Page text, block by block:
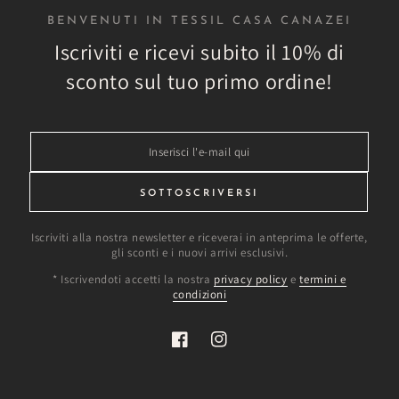
BENVENUTI IN TESSIL CASA CANAZEI
Iscriviti e ricevi subito il 10% di
sconto sul tuo primo ordine!
l'e-
qui
SOTTOSCRIVERSI
Iscriviti alla nostra newsletter e riceverai in anteprima le offerte,
gli sconti e i nuovi arrivi esclusivi.
* Iscrivendoti accetti la nostra privacy policy etermini e
condizioni
FacebookInstagram